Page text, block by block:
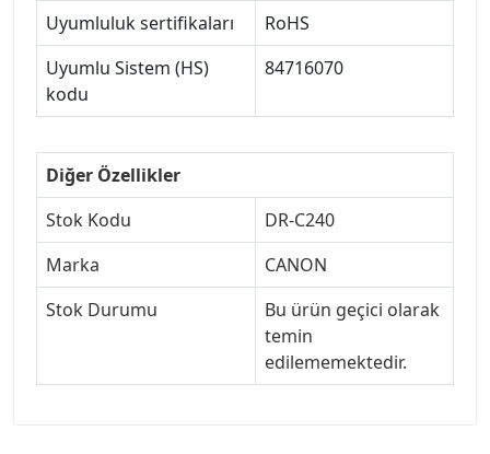
Uyumluluk sertifikaları
RoHS
Uyumlu Sistem (HS)
kodu
84716070
Diğer Özellikler
Stok Kodu
DR-C240
Marka
CANON
Stok Durumu
Bu ürün geçici olarak
temin
edilememektedir.